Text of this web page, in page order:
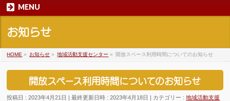
MENU
お知らせ
HOME » お知らせ » 地域活動支援センター » 開放スペース利用時間についてのお知らせ
開放スペース利用時間についてのお知らせ
投稿日 : 2023年4月21日 最終更新日時 : 2023年4月18日 カテゴリー :地域活動支援